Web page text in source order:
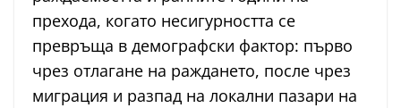
прехода, когато несигурността се
превръща в демографски фактор: първо
чрез отлагане на раждането, после чрез
миграция и разпад на локални пазари на